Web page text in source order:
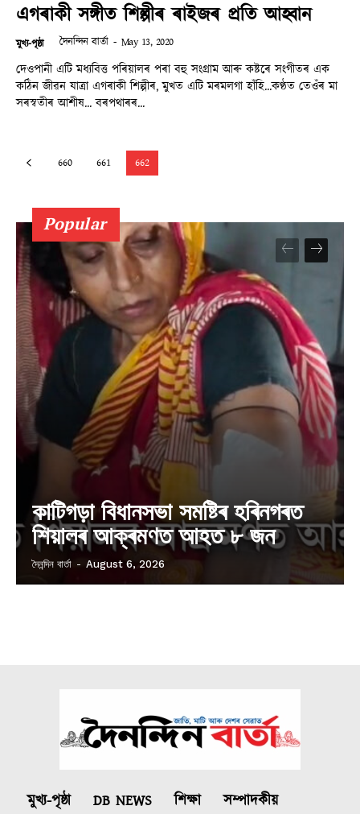
এগৰাকী সঙ্গীত শিল্পীৰ ৰাইজৰ প্ৰতি আহ্বান
মুখ্য-পৃষ্ঠা দৈনন্দিন বাৰ্তা - May 13, 2020
দেওপানী এটি মধ্যবিত্ত পৰিয়ালৰ পৰা বহু সংগ্ৰাম আৰু কষ্টৰে সংগীতৰ এক
কঠিন জীৱন যাত্ৰা এগৰাকী শিল্পীৰ, মুখত এটি মৰমলগা হাঁহি...কণ্ঠত তেওঁৰ মা
সৰস্বতীৰ আশীষ... বৰপথাৰৰ...
660 661 662
Popular
কাটিগড়া বিধানসভা সমষ্টিৰ হৰিনগৰত
শিয়ালৰ আক্ৰমণত আহত ৮ জন
দৈনন্দিন বাৰ্তা - August 6, 2026
মুখ্য-পৃষ্ঠা DB NEWS শিক্ষা সম্পাদকীয়